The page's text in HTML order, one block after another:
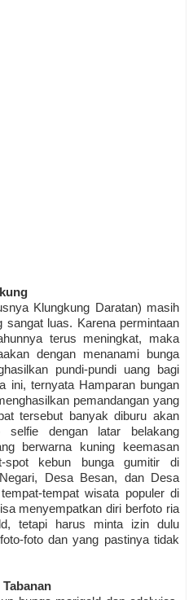
Klungkung Daratan) masih
sangat luas. Karena permintaan
terus meningkat, maka
dengan menanami bunga
pundi-pundi uang bagi
ini, ternyata Hamparan bungan
pemandangan yang
tersebut banyak diburu akan
dengan latar belakang
berwarna kuning keemasan
spot kebun bunga gumitir di
Desa Besan, dan Desa
tempat wisata populer di
menyempatkan diri berfoto ria
tetapi harus minta izin dulu
foto dan yang pastinya tidak